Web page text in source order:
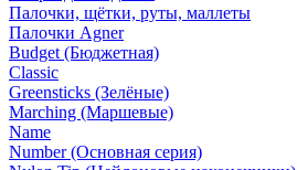
Палочки, щётки, руты, маллеты
Палочки Agner
Budget (Бюджетная)
Classic
Greensticks (Зелёные)
Marching (Маршевые)
Name
Number (Основная серия)